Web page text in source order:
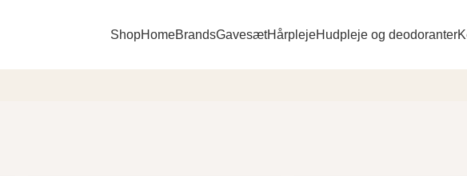
ShopHomeBrandsGavesætHårplejeHudpleje og deodoranter